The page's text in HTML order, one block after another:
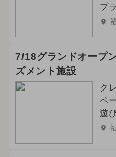
プ
7/18グランドオープ
ズメント施設
ク
ペ
遊